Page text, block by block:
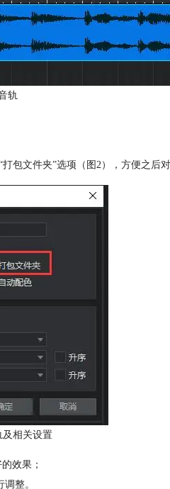
轨
包文件夹”选项（图2），方便之后
及相关设置
效果；
整。